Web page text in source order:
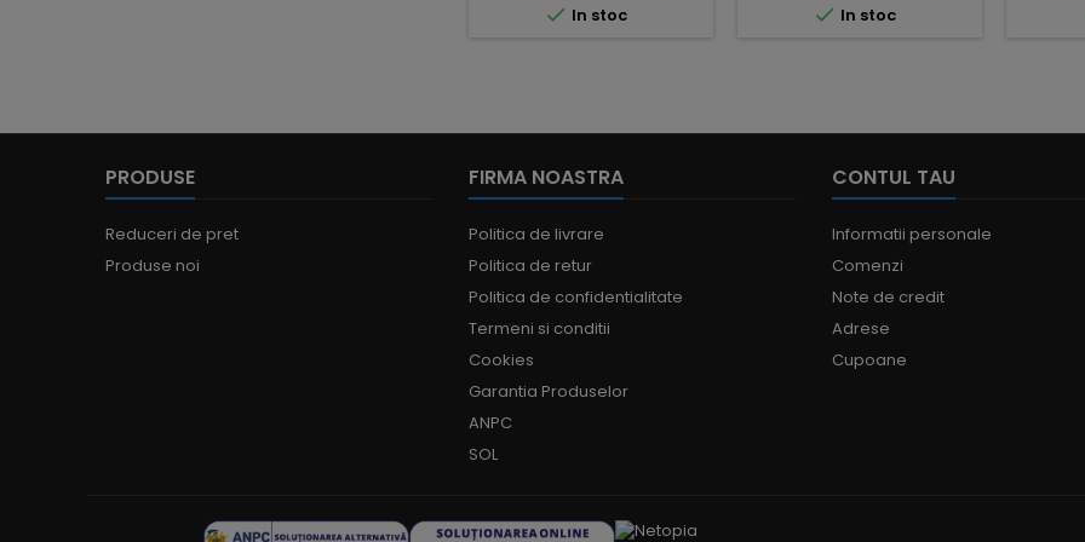
 In stoc  In stoc
PRODUSE
Reduceri de pret
Produse noi
FIRMA NOASTRA
Politica de livrare
Politica de retur
Politica de confidentialitate
Termeni si conditii
Cookies
Garantia Produselor
ANPC
SOL
CONTUL TAU
Informatii personale
Comenzi
Note de credit
Adrese
Cupoane